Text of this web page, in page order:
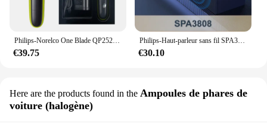
Philips-Norelco One Blade QP2520/70, pas de boîte d'origine, humide/sec avec 3 tondeuses, durée d'utilisation jusqu'à 45 minutes
€39.75
Philips-Haut-parleur sans fil SPA3808, Bluetooth, HiFi, Stéréo, Portable, Connexion filaire de bureau, Haut-parleur d'ordinateur en bois, Original
€30.10
Here are the products found in the Ampoules de phares de
voiture (halogène)